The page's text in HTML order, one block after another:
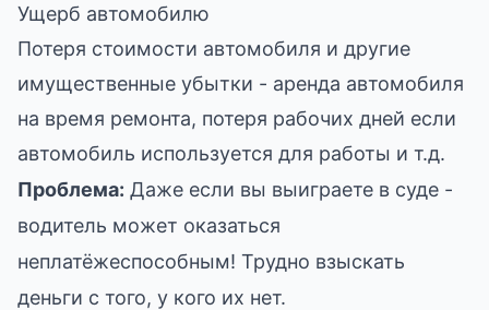
Ущерб автомобилю
Потеря стоимости автомобиля и другие
имущественные убытки - аренда автомобиля
на время ремонта, потеря рабочих дней если
автомобиль используется для работы и т.д.
Проблема: Даже если вы выиграете в суде -
водитель может оказаться
неплатёжеспособным! Трудно взыскать
деньги с того, у кого их нет.